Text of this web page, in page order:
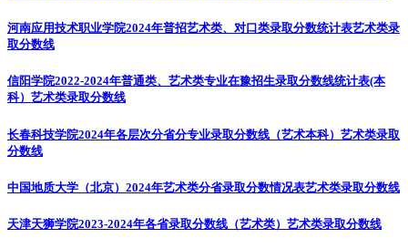
河南应用技术职业学院2024年普招艺术类、对口类录取分数统计表艺术类录
取分数线
信阳学院2022-2024年普通类、艺术类专业在豫招生录取分数线统计表(本
科） 艺术类录取分数线
长春科技学院2024年各层次分省分专业录取分数线（艺术本科） 艺术类录取
分数线
中国地质大学（北京）2024年艺术类分省录取分数情况表艺术类录取分数线
天津天狮学院2023-2024年各省录取分数线（艺术类） 艺术类录取分数线